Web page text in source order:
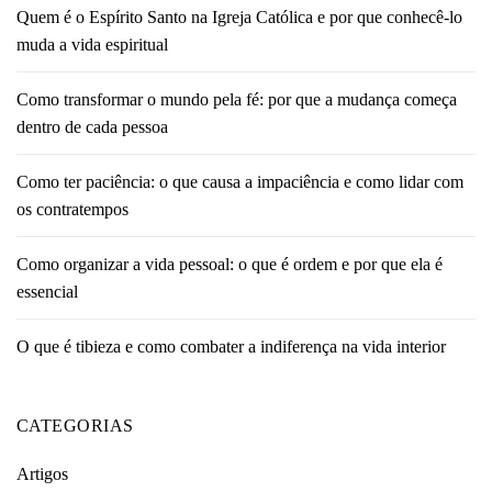
Quem é o Espírito Santo na Igreja Católica e por que conhecê-lo
muda a vida espiritual
Como transformar o mundo pela fé: por que a mudança começa
dentro de cada pessoa
Como ter paciência: o que causa a impaciência e como lidar com
os contratempos
Como organizar a vida pessoal: o que é ordem e por que ela é
essencial
O que é tibieza e como combater a indiferença na vida interior
CATEGORIAS
Artigos